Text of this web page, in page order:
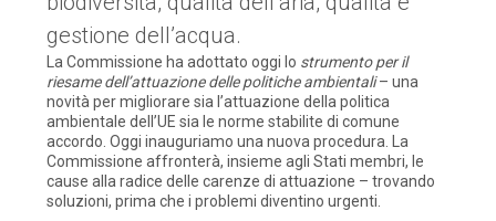
gestione dell’acqua.
La Commissione ha adottato oggi lo strumento per il
riesame dell’attuazione delle politiche ambientali– una
novità per migliorare sia l’attuazione della politica
ambientale dell’UE sia le norme stabilite di comune
accordo. Oggi inauguriamo una nuova procedura. La
Commissione affronterà, insieme agli Stati membri, le
cause alla radice delle carenze di attuazione – trovando
soluzioni, prima che i problemi diventino urgenti.